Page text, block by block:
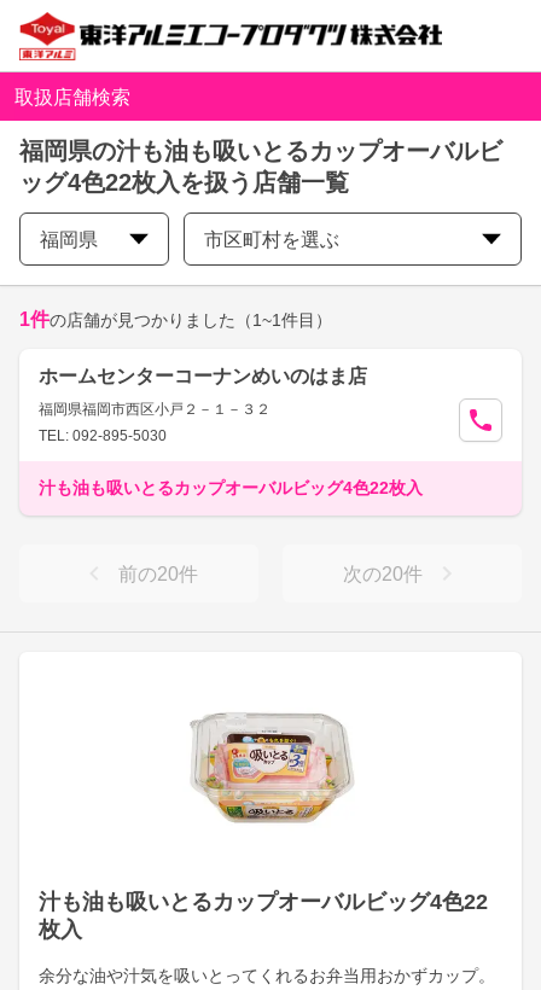
取扱店舗検索
福岡県の汁も油も吸いとるカップオーバルビ
ッグ4色22枚入を扱う店舗一覧
福岡県 市区町村を選ぶ
汁も油も吸いとるカップオーバルビッグ4色22
枚入
余分な油や汁気を吸いとってくれるお弁当用おかずカップ。
1件の店舗が見つかりました （1~1件目）
ホームセンターコーナンめいのはま店
福岡県福岡市西区小戸２－１－３２
TEL: 092-895-5030
汁も油も吸いとるカップオーバルビッグ4色22枚入
前の20件 次の20件